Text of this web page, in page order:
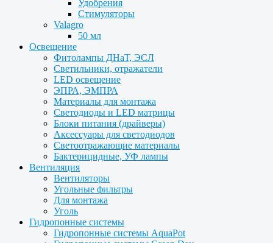
Удобрения
Стимуляторы
Valagro
50 мл
Освещение
Фитолампы ДНаТ, ЭСЛ
Светильники, отражатели
LED освещение
ЭПРА, ЭМПРА
Материалы для монтажа
Светодиоды и LED матрицы
Блоки питания (драйверы)
Аксессуары для светодиодов
Светоотражающие материалы
Бактерицидные, УФ лампы
Вентиляция
Вентиляторы
Угольные фильтры
Для монтажа
Уголь
Гидропонные системы
Гидропонные системы AquaPot